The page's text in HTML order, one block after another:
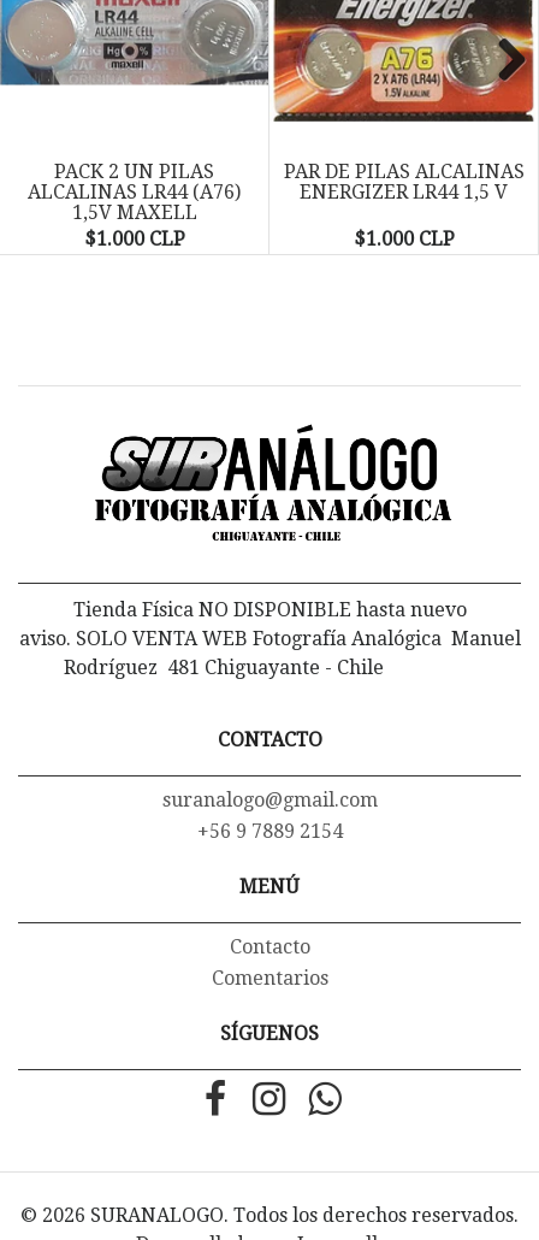
PACK 2 UN PILAS
ALCALINAS LR44 (A76)
1,5V MAXELL
$1.000 CLP
PAR DE PILAS ALCALINAS
ENERGIZER LR44 1,5 V
$1.000 CLP
Next
Tienda Física NO DISPONIBLE hasta nuevo
aviso. SOLO VENTA WEB Fotografía Analógica Manuel
Rodríguez 481 Chiguayante - Chile
CONTACTO
suranalogo@gmail.com
+56 9 7889 2154
MENÚ
Contacto
Comentarios
SÍGUENOS
© 2026 SURANALOGO. Todos los derechos reservados.